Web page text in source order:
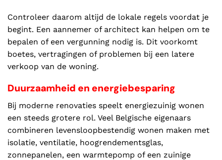
Controleer daarom altijd de lokale regels voordat je
begint. Een aannemer of architect kan helpen om te
bepalen of een vergunning nodig is. Dit voorkomt
boetes, vertragingen of problemen bij een latere
verkoop van de woning.
Duurzaamheid en energiebesparing
Bij moderne renovaties speelt energiezuinig wonen
een steeds grotere rol. Veel Belgische eigenaars
combineren levensloopbestendig wonen maken met
isolatie, ventilatie, hoogrendementsglas,
zonnepanelen, een warmtepomp of een zuinige